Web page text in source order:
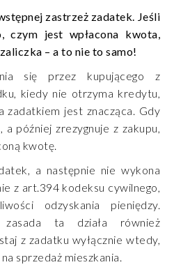
zastrzeż zadatek. Jeśli
czym jest wpłacona kwota,
– a to nie to samo!
się przez kupującego z
kiedy nie otrzyma kredytu,
zadatkiem jest znacząca. Gdy
a później zrezygnuje z zakupu,
kwotę.
a następnie nie wykona
z art.394 kodeksu cywilnego,
odzyskania pieniędzy.
ta działa również
z zadatku wyłącznie wtedy,
sprzedaż mieszkania.